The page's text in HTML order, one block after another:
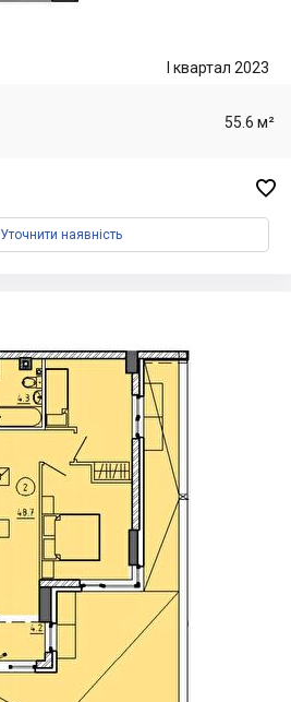
I квартал 2023
55.6 м²

Уточнити наявність